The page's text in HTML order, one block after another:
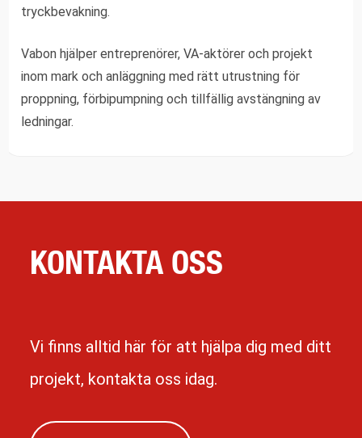
tryckbevakning.
Vabon hjälper entreprenörer, VA-aktörer och projekt
inom mark och anläggning med rätt utrustning för
proppning, förbipumpning och tillfällig avstängning av
ledningar.
KONTAKTA OSS
Vi finns alltid här för att hjälpa dig med ditt
projekt, kontakta oss idag.